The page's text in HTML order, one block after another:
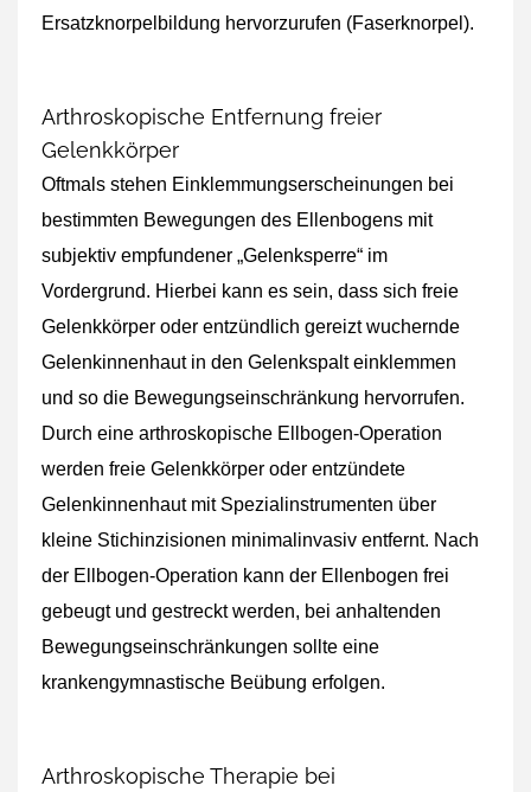
Ersatzknorpelbildung hervorzurufen (Faserknorpel).
Arthroskopische Entfernung freier
Gelenkkörper
Oftmals stehen Einklemmungserscheinungen bei
bestimmten Bewegungen des Ellenbogens mit
subjektiv empfundener „Gelenksperre“ im
Vordergrund. Hierbei kann es sein, dass sich freie
Gelenkkörper oder entzündlich gereizt wuchernde
Gelenkinnenhaut in den Gelenkspalt einklemmen
und so die Bewegungseinschränkung hervorrufen.
Durch eine arthroskopische Ellbogen-Operation
werden freie Gelenkkörper oder entzündete
Gelenkinnenhaut mit Spezialinstrumenten über
kleine Stichinzisionen minimalinvasiv entfernt. Nach
der Ellbogen-Operation kann der Ellenbogen frei
gebeugt und gestreckt werden, bei anhaltenden
Bewegungseinschränkungen sollte eine
krankengymnastische Beübung erfolgen.
Arthroskopische Therapie bei